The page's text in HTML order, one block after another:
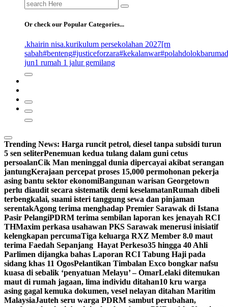
Search
for:
Or check our Popular Categories...
.khairin nisa.kurikulum persekolahan 2027[rn
sabah#benteng#justiceforzara#kekalanwar
jun1 rumah 1 jalur gemilang
Trending News: Harga runcit petrol, diesel tanpa subsidi turun
5 sen seliterPenemuan kedua tulang dalam guni cetus
persoalanCik Man meninggal dunia dipercayai akibat serangan
jantungKerajaan percepat proses 15,000 permohonan pekerja
asing bantu sektor ekonomiBangunan warisan Georgetown
perlu diaudit secara sistematik demi keselamatanRumah dibeli
terbengkalai, suami isteri tanggung sewa dan pinjaman
serentakAgong terima menghadap Premier Sarawak di Istana
Pasir PelangiPDRM terima sembilan laporan kes jenayah RCI
THMaxim perkasa usahawan PKS Sarawak menerusi inisiatif
kelengkapan percumaTiga keluarga RXZ Member 8.0 maut
terima Faedah Sepanjang Hayat Perkeso35 hingga 40 Ahli
Parlimen dijangka bahas Laporan RCI Tabung Haji pada
sidang khas 11 OgosPelantikan Timbalan Exco bongkar nafsu
kuasa di sebalik ‘penyatuan Melayu’ – OmarLelaki ditemukan
maut di rumah jagaan, lima individu ditahan10 kru warga
asing gagal kemuka dokumen, vesel nelayan ditahan Maritim
MalaysiaJauteh seru warga PDRM sambut perubahan,